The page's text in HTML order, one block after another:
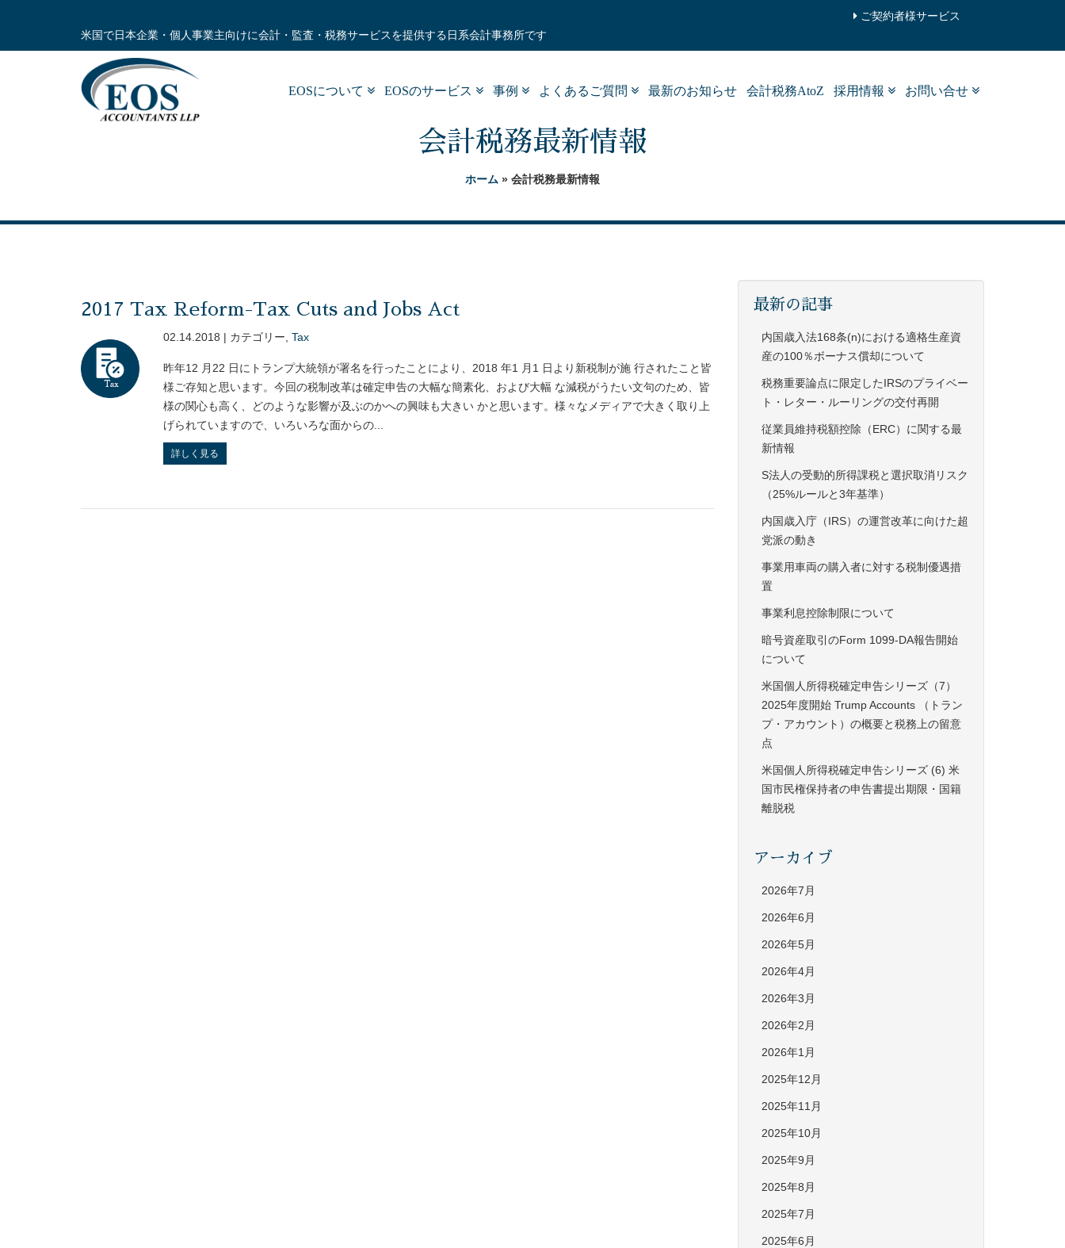
米国で日本企業・個人事業主向けに会計・監査・税務サービスを提供する日系会計事務所です
ご契約者様サービス
EOSについて EOSのサービス 事例 よくあるご質問 最新のお知らせ 会計税務AtoZ 採用情報 お問い合せ
会計税務最新情報
ホーム » 会計税務最新情報
2017 Tax Reform-Tax Cuts and Jobs Act
02.14.2018 | カテゴリー, Tax
昨年12 ⽉22 ⽇にトランプ⼤統領が署名を⾏ったことにより、2018 年1 ⽉1 ⽇より新税制が施 ⾏されたこと皆
様ご存知と思います。今回の税制改⾰は確定申告の⼤幅な簡素化、および⼤幅 な減税がうたい⽂句のため、皆
様の関⼼も⾼く、どのような影響が及ぶのかへの興味も⼤きい かと思います。様々なメディアで⼤きく取り上
げられていますので、いろいろな⾯からの...
詳しく見る
最新の記事
内国歳入法168条(n)における適格生産資
産の100％ボーナス償却について
税務重要論点に限定したIRSのプライベー
ト・レター・ルーリングの交付再開
従業員維持税額控除（ERC）に関する最
新情報
S法人の受動的所得課税と選択取消リスク
（25%ルールと3年基準）
内国歳入庁（IRS）の運営改革に向けた超
党派の動き
事業用車両の購入者に対する税制優遇措
置
事業利息控除制限について
暗号資産取引のForm 1099-DA報告開始
について
米国個人所得税確定申告シリーズ（7）
2025年度開始 Trump Accounts （トラン
プ・アカウント）の概要と税務上の留意
点
米国個人所得税確定申告シリーズ (6) 米
国市民権保持者の申告書提出期限・国籍
離脱税
アーカイブ
2026年7月
2026年6月
2026年5月
2026年4月
2026年3月
2026年2月
2026年1月
2025年12月
2025年11月
2025年10月
2025年9月
2025年8月
2025年7月
2025年6月